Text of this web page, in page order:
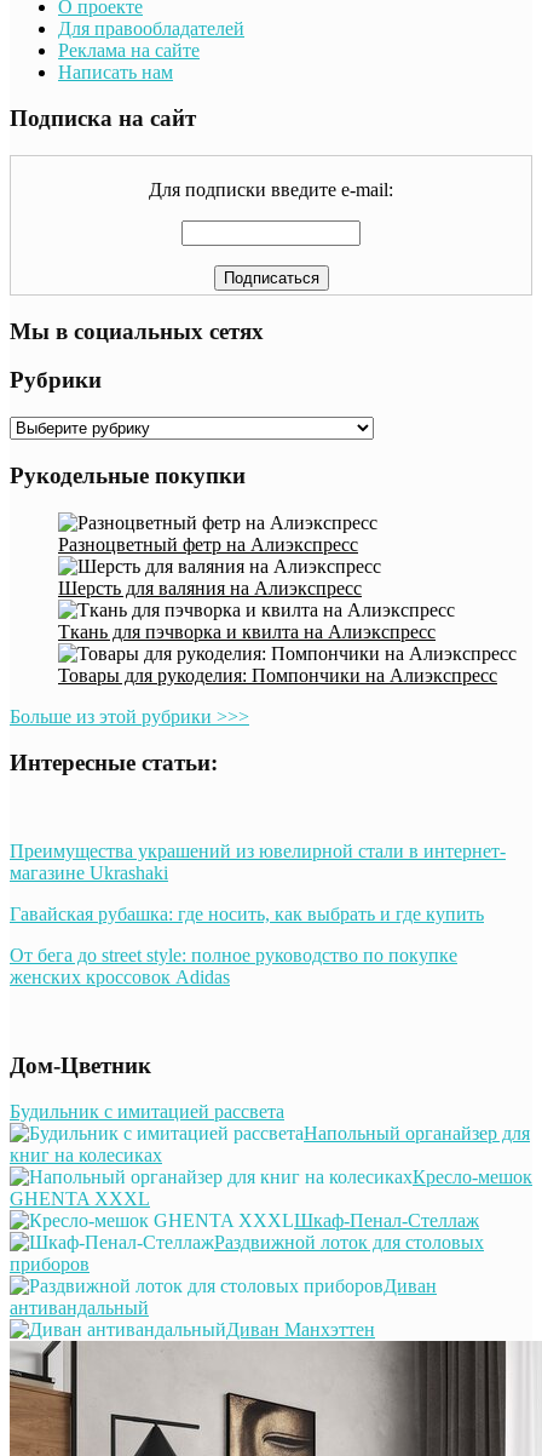
О проекте
Для правообладателей
Реклама на сайте
Написать нам
Подписка на сайт
Для подписки введите e-mail:
Мы в социальных сетях
Рубрики
Рубрики
Рукодельные покупки
Разноцветный фетр на Алиэкспресс
Шерсть для валяния на Алиэкспресс
Ткань для пэчворка и квилта на Алиэкспресс
Товары для рукоделия: Помпончики на Алиэкспресс
Больше из этой рубрики >>>
Интересные статьи:
Преимущества украшений из ювелирной стали в интернет-
магазине Ukrashaki
Гавайская рубашка: где носить, как выбрать и где купить
От бега до street style: полное руководство по покупке
женских кроссовок Adidas
Дом-Цветник
Будильник с имитацией рассвета
Напольный органайзер для
книг на колесиках
Кресло-мешок
GHENTA XXXL
Шкаф-Пенал-Стеллаж
Раздвижной лоток для столовых
приборов
Диван
антивандальный
Диван Манхэттен